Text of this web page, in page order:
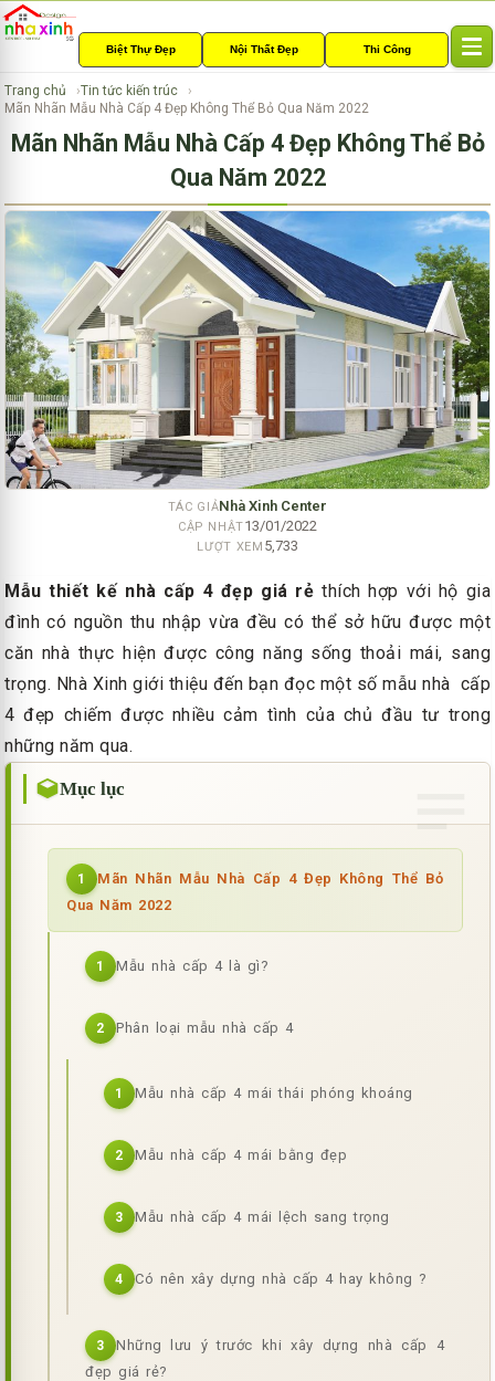
Biệt Thự Đẹp Nội Thất Đẹp Thi Công
l
a
v
i
g
a
t
i
o
n
Trang chủ
Tin tức kiến trúc
Mãn Nhãn Mẫu Nhà Cấp 4 Đẹp Không Thể Bỏ Qua Năm 2022
Mãn Nhãn Mẫu Nhà Cấp 4 Đẹp Không Thể Bỏ
Qua Năm 2022
TÁC GIẢNhà Xinh Center
CẬP NHẬT13/01/2022
LƯỢT XEM 5,733
Mẫu thiết kế nhà cấp 4 đẹp giá rẻ thích hợp với hộ gia
đình có nguồn thu nhập vừa đều có thể sở hữu được một
căn nhà thực hiện được công năng sống thoải mái, sang
trọng. Nhà Xinh giới thiệu đến bạn đọc một số mẫu nhà cấp
4 đẹp chiếm được nhiều cảm tình của chủ đầu tư trong
những năm qua.
Mục lục
1
Mãn Nhãn Mẫu Nhà Cấp 4 Đẹp Không Thể Bỏ
Qua Năm 2022
1 Mẫu nhà cấp 4 là gì?
2 Phân loại mẫu nhà cấp 4
1 Mẫu nhà cấp 4 mái thái phóng khoáng
2 Mẫu nhà cấp 4 mái bằng đẹp
3 Mẫu nhà cấp 4 mái lệch sang trọng
4 Có nên xây dựng nhà cấp 4 hay không ?
3
Những lưu ý trước khi xây dựng nhà cấp 4
đẹp giá rẻ?